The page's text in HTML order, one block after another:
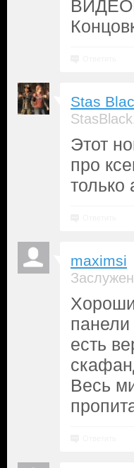
Stas
Этот
про
maximsi
есть
Весь